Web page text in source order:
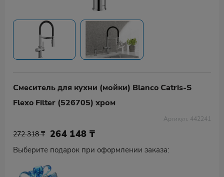
Смеситель для кухни (мойки) Blanco Catris-S
Flexo Filter (526705) хром
Артикул: 442241
272 318 ₸ 264 148 ₸
Выберите подарок при оформлении заказа: